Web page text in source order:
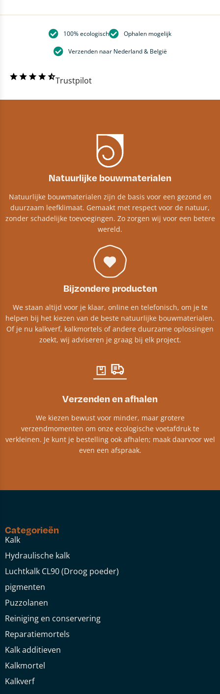
100% ecologisch Ophalen mogelijk
Verzenden naar Nederland & België
Trustpilot
Natuurlijke bouwmaterialen
Natuurlijke bouwmaterialen zijn de basis voor een gezond en
duurzaam leefklimaat. Gemaakt met respect voor de natuur,
zonder schadelijke toevoegingen. Zo zorgen wij voor een betere
wereld.
Bijzondere producten
We staan altijd voor je klaar, online en telefonisch, om je te
helpen bij het kiezen van de beste natuurlijke bouwmaterialen.
Of je nu kalkverf, kalkmortels of andere duurzame oplossingen
zoekt, wij adviseren je graag bij elk project.​
Verzenden en afhalen
We kiezen bewust voor minder, maar grotere
verzendmomenten om onze ecologische voetafdruk te
verkleinen. Je kunt je bestelling ook afhalen; maak daarvoor wel
even een afspraak.
Categorieën
Kalk
Hydraulische kalk
Luchtkalk CL90 (Droog poeder)
pigmenten
Puzzolanen
Reiniging en conservering
Reparatiemortels
Kalk additieven
Kalkmortel
Kalkverf